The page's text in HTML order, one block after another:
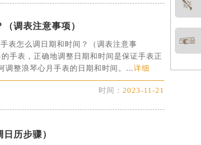
前预约）
提前预约）
）
需提前预约）
提前预约）
提前预约）
提前预约）
调表注意事项）
表怎么调日期和时间？（调表注意事
手表，正确地调整日期和时间是保证手表正
调整浪琴心月手表的日期和时间。...详细
时间： 2023-11-21
历步骤）